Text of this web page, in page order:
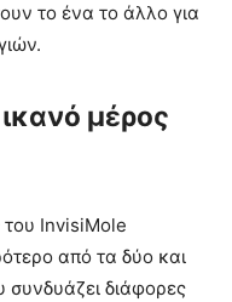
το ένα το άλλο για
μέρος
του InvisiMole
από τα δύο και
συνδυάζει διάφορες